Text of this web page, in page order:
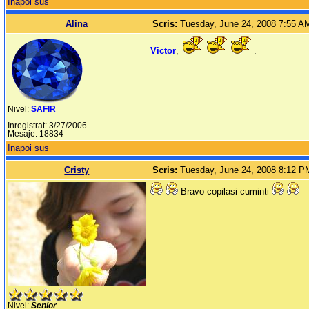
Alina Scris:Tuesday, June 24, 2008 7:55
Nivel:SAFIR
Inregistrat: 3/27/2006
Mesaje: 18834
Victor, .
Inapoi sus
Cristy Scris:Tuesday, June 24, 2008 8:12
Nivel:Senior
Bravo copilasi cuminti